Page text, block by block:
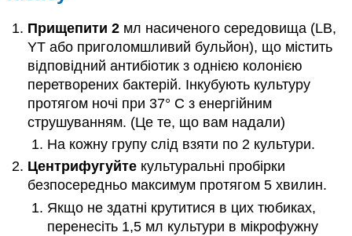
Прищепити 2 мл насиченого середовища (LB,
YT або приголомшливий бульйон), що містить
відповідний антибіотик з однією колонією
перетворених бактерій. Інкубують культуру
протягом ночі при 37° C з енергійним
струшуванням. (Це те, що вам надали)
На кожну групу слід взяти по 2 культури.
Центрифугуйте культуральні пробірки
безпосередньо максимум протягом 5 хвилин.
Якщо не здатні крутитися в цих тюбиках,
перенесіть 1,5 мл культури в мікрофужну